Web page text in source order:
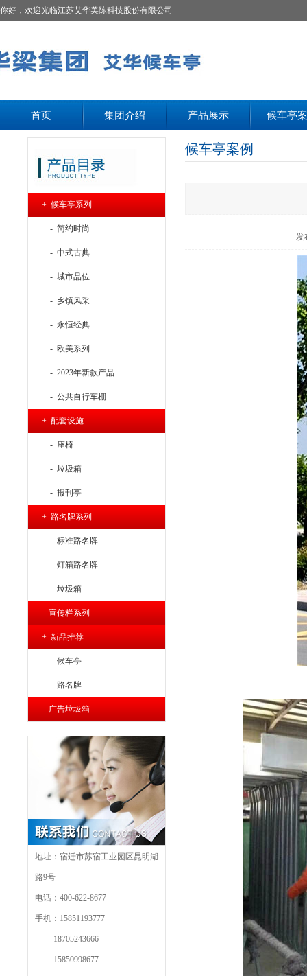
你好，欢迎光临江苏艾华美陈科技股份有限公司
首页 集团介绍 产品展示 候车亭
+ 候车亭系列
- 简约时尚
- 中式古典
- 城市品位
- 乡镇风采
- 永恒经典
- 欧美系列
- 2023年新款产品
- 公共自行车棚
+ 配套设施
- 座椅
- 垃圾箱
- 报刊亭
+ 路名牌系列
- 标准路名牌
- 灯箱路名牌
- 垃圾箱
- 宣传栏系列
+ 新品推荐
- 候车亭
- 路名牌
- 广告垃圾箱
地址：宿迁市苏宿工业园区昆明湖
路9号
电话：400-622-8677
手机：15851193777
18705243666
15850998677
候车亭案例
发